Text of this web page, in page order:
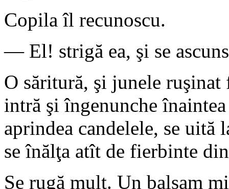
Copila îl recunoscu.
— El! strigă ea, şi se
O săritură, şi junele ruşinat
intră şi îngenunche
aprindea candelele, se uită
se înălţa atît de fierbinte
Se rugă mult. Un balsam